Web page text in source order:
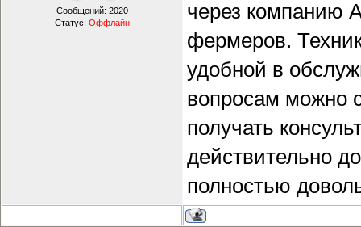
Сообщений: 2020
Статус: Оффлайн
через компанию
фермеров.
удобной в
вопросам можно
получать
действительно
полностью